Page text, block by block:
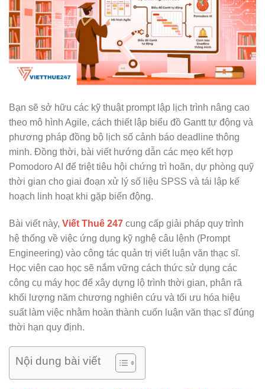
Bạn sẽ sở hữu các kỹ thuật prompt lập lịch trình nâng cao
theo mô hình Agile, cách thiết lập biểu đồ Gantt tự động và
phương pháp đồng bộ lịch số cảnh báo deadline thông
minh. Đồng thời, bài viết hướng dẫn các mẹo kết hợp
Pomodoro AI để triệt tiêu hội chứng trì hoãn, dự phòng quỹ
thời gian cho giai đoạn xử lý số liệu SPSS và tái lập kế
hoạch linh hoạt khi gặp biến động.
Bài viết này, Viết Thuê 247 cung cấp giải pháp quy trình
hệ thống về việc ứng dụng kỹ nghệ câu lệnh (Prompt
Engineering) vào công tác quản trị viết luận văn thạc sĩ.
Học viên cao học sẽ nắm vững cách thức sử dụng các
công cụ máy học để xây dựng lộ trình thời gian, phân rã
khối lượng năm chương nghiên cứu và tối ưu hóa hiệu
suất làm việc nhằm hoàn thành cuốn luận văn thạc sĩ đúng
thời hạn quy định.
Nội dung bài viết